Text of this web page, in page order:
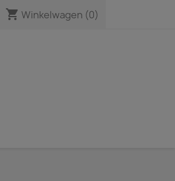
shopping_cart Winkelwagen (0)